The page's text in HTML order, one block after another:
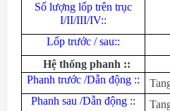
Số lượng lốp trên trục
I/II/III/IV::
Lốp trước / sau::
Hệ thống phanh ::
Phanh trước /Dẫn động ::
Phanh sau /Dẫn động ::